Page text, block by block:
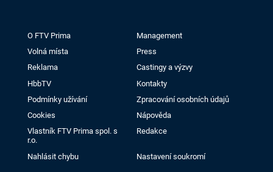
O FTV Prima
Management
Volná místa
Press
Reklama
Castingy a výzvy
HbbTV
Kontakty
Podmínky užívání
Zpracování osobních údajů
Cookies
Nápověda
Vlastník FTV Prima spol. s
r.o.
Redakce
Nahlásit chybu Nastavení soukromí